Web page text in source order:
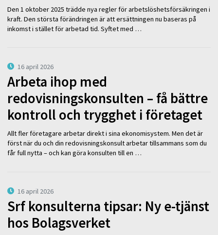
Den 1 oktober 2025 trädde nya regler för arbetslöshetsförsäkringen i
kraft. Den största förändringen är att ersättningen nu baseras på
inkomst i stället för arbetad tid. Syftet med …
16 april 2026
Arbeta ihop med
redovisningskonsulten – få bättre
kontroll och trygghet i företaget
Allt fler företagare arbetar direkt i sina ekonomisystem. Men det är
först när du och din redovisningskonsult arbetar tillsammans som du
får full nytta – och kan göra konsulten till en …
16 april 2026
Srf konsulterna tipsar: Ny e-tjänst
hos Bolagsverket